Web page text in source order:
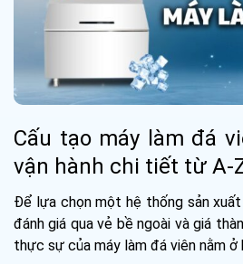
Cấu tạo máy làm đá
vận hành chi tiết từ A-
Để lựa chọn một hệ thống sản
đánh giá qua vẻ bề ngoài và giá
thực sự của máy làm đá viên nằm ở